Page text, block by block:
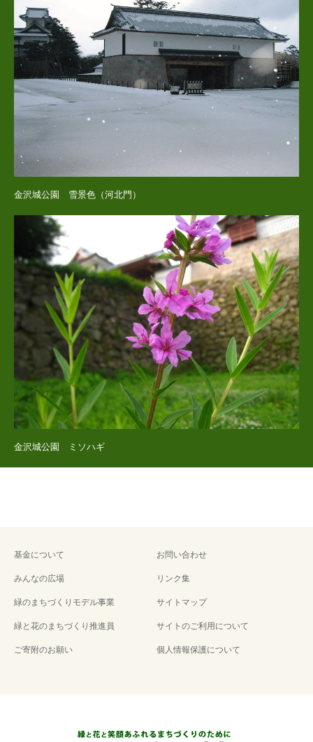
金沢城公園 雪景色（河北門）
金沢城公園 ミソハギ
基金について
みんなの広場
緑のまちづくりモデル事業
緑と花のまちづくり推進員
ご寄附のお願い
お問い合わせ
リンク集
サイトマップ
サイトのご利用について
個人情報保護について